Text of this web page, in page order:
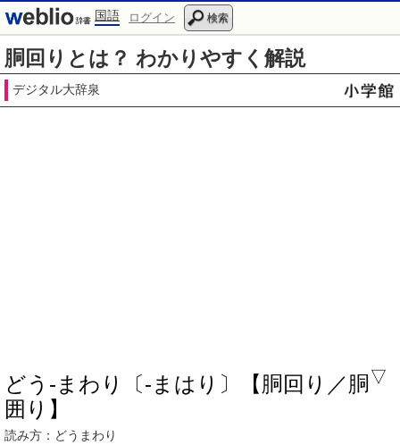
国語 ログイン 検索
胴回りとは？ わかりやすく解説
デジタル大辞泉
どう‐まわり〔‐まはり〕【胴回り／胴 ▽
囲り】
読み方：どうまわり